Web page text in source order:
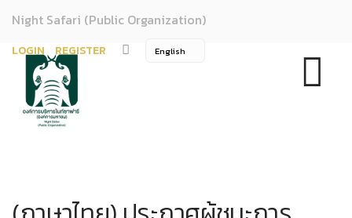
Night Safari (Public Organization)
LOGIN REGISTER